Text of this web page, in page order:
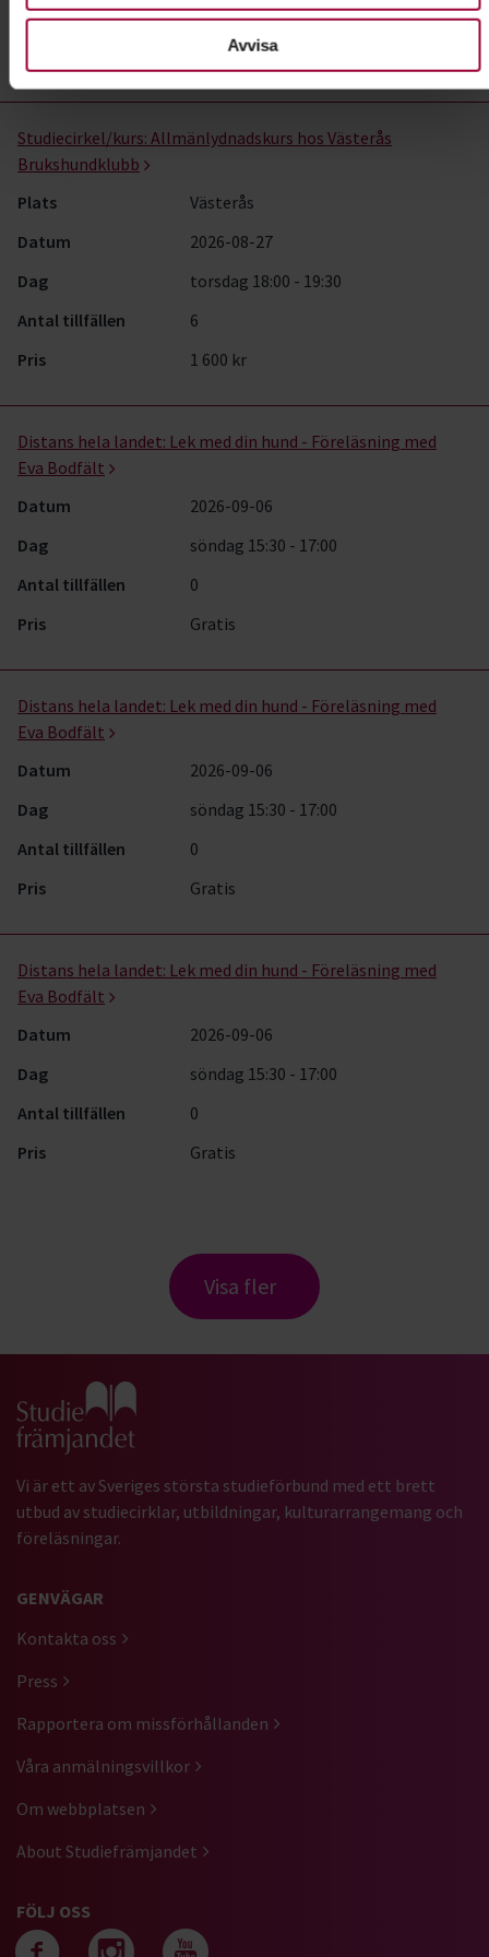
Avvisa
Antal tillfällen
2
1 000 kr
Studiecirkel/kurs: Allmänlydnadskurs hos Västerås
Brukshundklubb
Plats
Västerås
Datum
2026-08-27
Dag
torsdag 18:00 - 19:30
Antal tillfällen
6
Pris
1 600 kr
Distans hela landet: Lek med din hund - Föreläsning med
Eva Bodfält
Datum
2026-09-06
Dag
söndag 15:30 - 17:00
Antal tillfällen
0
Pris
Gratis
Distans hela landet: Lek med din hund - Föreläsning med
Eva Bodfält
Datum
2026-09-06
Dag
söndag 15:30 - 17:00
Antal tillfällen
0
Pris
Gratis
Distans hela landet: Lek med din hund - Föreläsning med
Eva Bodfält
Datum
2026-09-06
Dag
söndag 15:30 - 17:00
Antal tillfällen
0
Pris
Gratis
Visa fler
Gå till studiefrämjandets startsida
Vi är ett av Sveriges största studieförbund med ett brett
utbud av studiecirklar, utbildningar, kulturarrangemang och
föreläsningar.
GENVÄGAR
Kontakta oss
Press
Rapportera om missförhållanden
Våra anmälningsvillkor
Om webbplatsen
About Studiefrämjandet
FÖLJ OSS